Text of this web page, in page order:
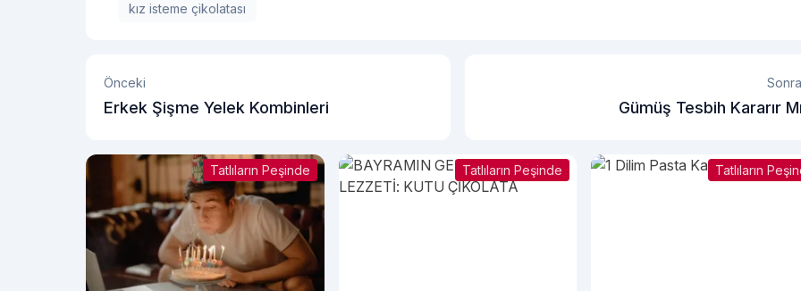
kız isteme çikolatası
Önceki
Erkek Şişme Yelek Kombinleri Gümüş Tesbih Kararır
Tatlıların Peşinde Tatlıların Peşinde Tatlıların